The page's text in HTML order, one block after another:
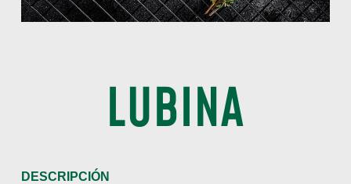
LUBINA
DESCRIPCIÓN